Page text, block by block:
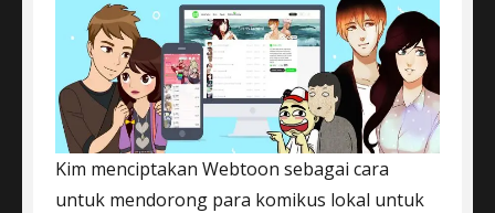
Kim menciptakan Webtoon sebagai cara
untuk mendorong para komikus lokal untuk